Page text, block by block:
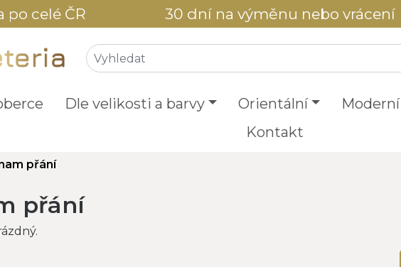
po celé ČR 30 dní na výměnu nebo vrácení
Dle velikosti a barvy Orientální Moderní
Kontakt
přání
přání